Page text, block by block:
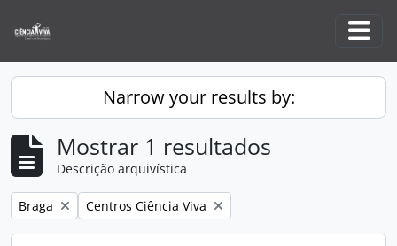
Narrow your results by:
Mostrar 1 resultados
Descrição arquivística
Remove filter:
Braga Remove filter:
Centros Ciência Viva